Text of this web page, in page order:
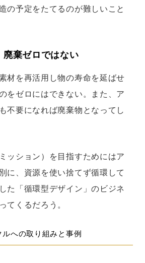
の予定をたてるのが難しいこと
棄ゼロではない
材を再活用し物の寿命を延ばせ
をゼロにはできない。また、ア
不要になれば廃棄物となってし
ッション）を目指すためにはア
に、資源を使い捨てず循環して
た「循環型デザイン」のビジネ
てくるだろう。
への取り組みと事例